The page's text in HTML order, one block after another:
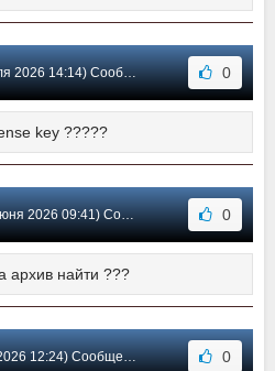
Гость Elias (7 июля 2026 14:14) Сообщение #1355 0
key ?????
Гость алекс (27 июня 2026 09:41) Сообщение #1354 0
архив найти ???
12:24) Сообщение #1353 0